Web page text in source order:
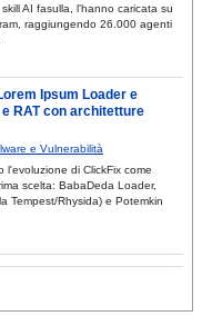
AI fasulla, l'hanno caricata su
raggiungendo 26.000 agenti
Ipsum Loader e
RAT con architetture
e Vulnerabilità
l'evoluzione di ClickFix come
scelta: BabaDeda Loader,
Tempest/Rhysida) e Potemkin